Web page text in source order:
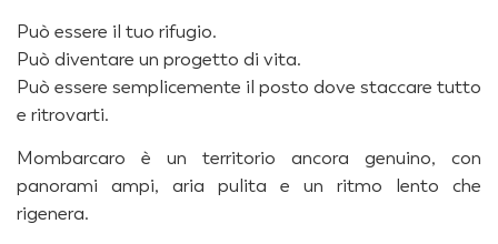
Può essere il tuo rifugio.
Può diventare un progetto di vita.
Può essere semplicemente il posto dove staccare tutto
e ritrovarti.
Mombarcaro è un territorio ancora genuino, con
panorami ampi, aria pulita e un ritmo lento che
rigenera.